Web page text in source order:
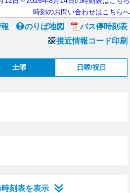
時刻のお問い合わせはこちらへ
のりば地図
バス停時刻表
接近情報コード印刷
土曜 日曜/祝日
刻表を表示